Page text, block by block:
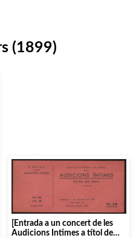
(1899)
[Entrada a un concert de les
Audicions Intimes a títol de